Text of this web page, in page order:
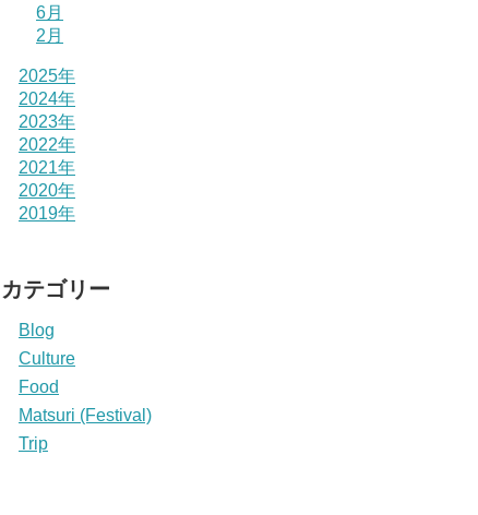
6月
2月
2025年
2024年
2023年
2022年
2021年
2020年
2019年
カテゴリー
Blog
Culture
Food
Matsuri (Festival)
Trip